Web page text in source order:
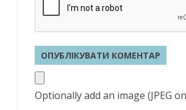
Optionally add an image (JPEG